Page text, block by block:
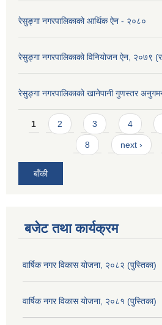
रेसुङ्गा नगरपालिकाको आर्थिक ऐन - २०८०
रेसुङ्गा नगरपालिकाको विनियोजन ऐन, २०७९
रेसुङ्गा नगरपालिकाको खानेपानी गुणस्तर
Pages
1 2 3 4
8 next ›
बाँकी
बजेट तथा कार्यक्रम
वार्षिक नगर विकास योजना, २०८२ (पुस्तिका)
वार्षिक नगर विकास योजना, २०८१ (पुस्तिका)